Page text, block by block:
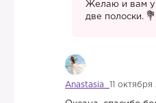
Желаю и вам
две полоски.
Anastasia 11 октября